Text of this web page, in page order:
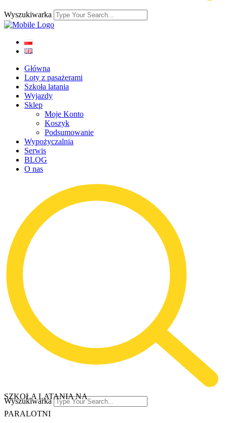
Wyszukiwarka
Główna
Loty z pasażerami
Szkoła latania
Wyjazdy
Sklep
Moje Konto
Koszyk
Podsumowanie
Wypożyczalnia
Serwis
BLOG
O nas
Wyszukiwarka
SZKOŁA LATANIA NA
PARALOTNI